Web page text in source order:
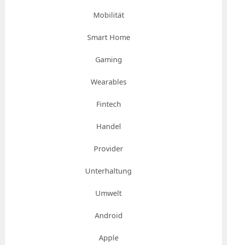
Mobilität
Smart Home
Gaming
Wearables
Fintech
Handel
Provider
Unterhaltung
Umwelt
Android
Apple